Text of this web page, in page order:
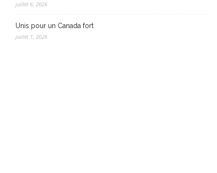
juillet 6, 2026
Unis pour un Canada fort
juillet 1, 2026